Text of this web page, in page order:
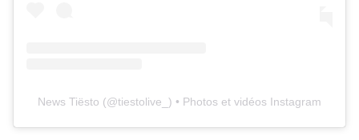
News Tiësto (@tiestolive_ ) • Photos et vidéos Instagram